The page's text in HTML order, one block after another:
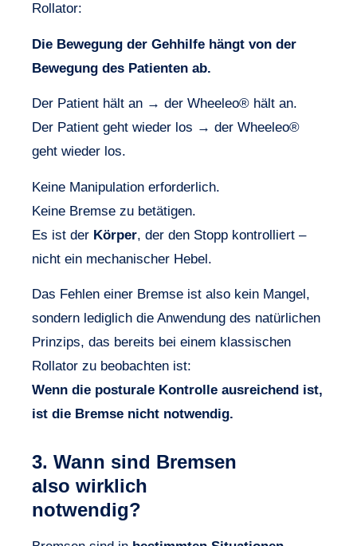
Rollator:
Die Bewegung der Gehhilfe hängt von der
Bewegung des Patienten ab.
Der Patient hält an → der Wheeleo® hält an.
Der Patient geht wieder los → der Wheeleo®
geht wieder los.
Keine Manipulation erforderlich.
Keine Bremse zu betätigen.
Es ist der Körper, der den Stopp kontrolliert –
nicht ein mechanischer Hebel.
Das Fehlen einer Bremse ist also kein Mangel,
sondern lediglich die Anwendung des natürlichen
Prinzips, das bereits bei einem klassischen
Rollator zu beobachten ist:
Wenn die posturale Kontrolle ausreichend ist,
ist die Bremse nicht notwendig.
3. Wann sind Bremsen
also wirklich
notwendig?